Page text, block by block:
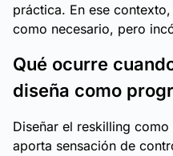
práctica. En ese
como necesario, pero
Qué ocurre
diseña como
Diseñar el reskilling
aporta sensación de